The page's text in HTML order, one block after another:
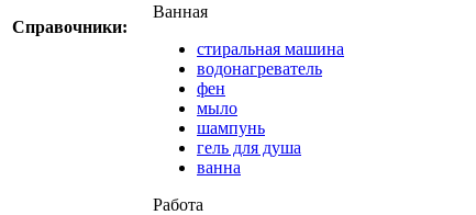
Справочники:
Ванная
стиральная машина
водонагреватель
фен
мыло
шампунь
гель для душа
ванна
Работа